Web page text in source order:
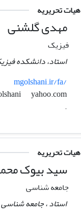
هیات تحریریه
مهدی گلشنی
فیزیک
استاد، دانشکده
mgolshani.ir/fa/
yahoo.com
.
هیات تحریریه
سید بیوک
جامعه شناسی
استاد ، جامعه